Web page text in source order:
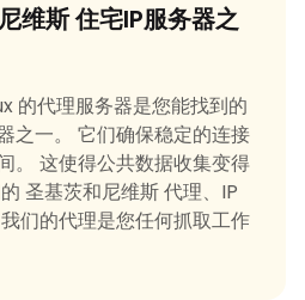
维斯 住宅IP服务器之
的代理服务器是您能找到的
之一。 它们确保稳定的连接
。 这使得公共数据收集变得
圣基茨和尼维斯 代理、IP
们的代理是您任何抓取工作